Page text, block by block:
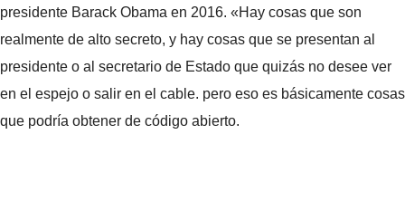
presidente Barack Obama en 2016. «Hay cosas que son
realmente de alto secreto, y hay cosas que se presentan al
presidente o al secretario de Estado que quizás no desee ver
en el espejo o salir en el cable. pero eso es básicamente cosas
que podría obtener de código abierto.